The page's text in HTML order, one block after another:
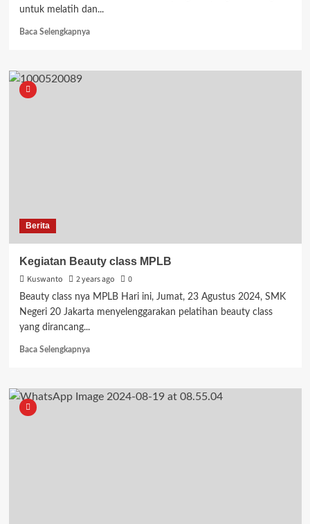
untuk melatih dan...
Baca SelengkapnyaRead
LDKS
Berita
Kegiatan Beauty class MPLB
Kuswanto
2 years ago 0
Beauty class nya MPLB Hari ini, Jumat, 23 Agustus 2024, SMK
Negeri 20 Jakarta menyelenggarakan pelatihan beauty class
yang dirancang...
Baca SelengkapnyaRead
Kegiatan
Beauty